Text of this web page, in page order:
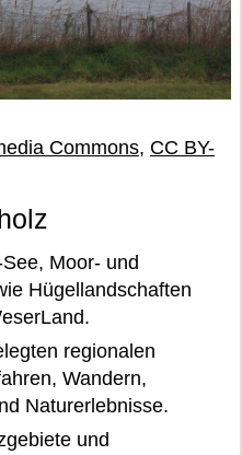
Commons, CC BY-
Moor- und
Hügellandschaften
regionalen
Wandern,
Naturerlebnisse.
und